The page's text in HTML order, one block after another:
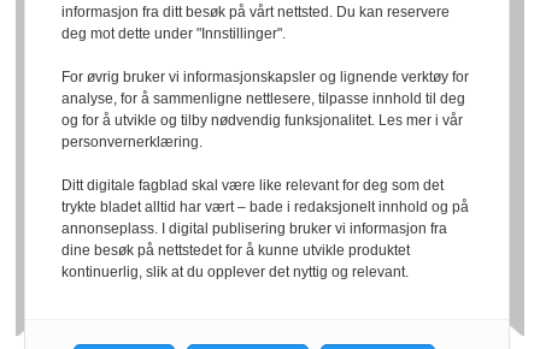
informasjon fra ditt besøk på vårt nettsted. Du kan reservere
deg mot dette under "Innstillinger".
For øvrig bruker vi informasjonskapsler og lignende verktøy for
analyse, for å sammenligne nettlesere, tilpasse innhold til deg
og for å utvikle og tilby nødvendig funksjonalitet. Les mer i vår
personvernerklæring.
Ditt digitale fagblad skal være like relevant for deg som det
trykte bladet alltid har vært – bade i redaksjonelt innhold og på
annonseplass. I digital publisering bruker vi informasjon fra
dine besøk på nettstedet for å kunne utvikle produktet
kontinuerlig, slik at du opplever det nyttig og relevant.